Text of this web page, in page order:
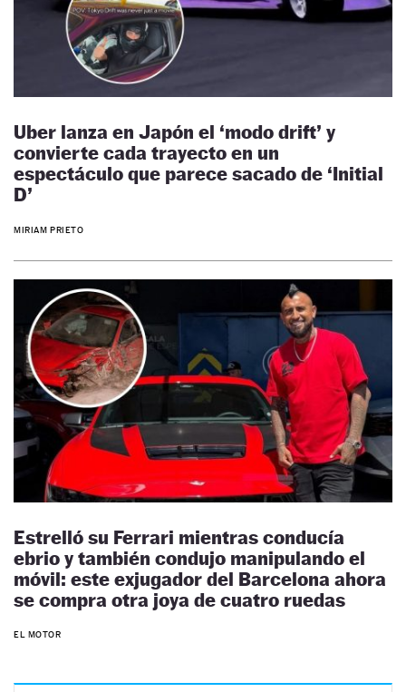
Uber lanza en Japón el ‘modo drift’ y
convierte cada trayecto en un
espectáculo que parece sacado de ‘Initial
D’
MIRIAM PRIETO
Estrelló su Ferrari mientras conducía
ebrio y también condujo manipulando el
móvil: este exjugador del Barcelona ahora
se compra otra joya de cuatro ruedas
EL MOTOR